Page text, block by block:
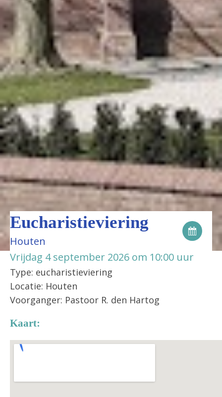
Eucharistieviering
Houten
Vrijdag 4 september 2026 om 10:00 uur
Type: eucharistieviering
Locatie: Houten
Voorganger: Pastoor R. den Hartog
Kaart: